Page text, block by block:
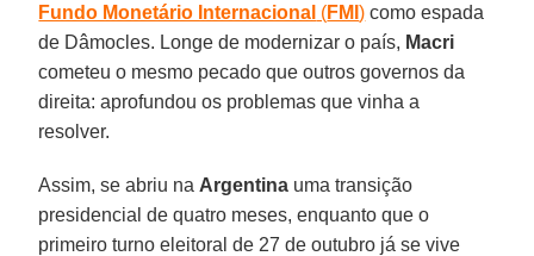
Fundo Monetário Internacional (FMI) como espada
de Dâmocles. Longe de modernizar o país, Macri
cometeu o mesmo pecado que outros governos da
direita: aprofundou os problemas que vinha a
resolver.
Assim, se abriu na Argentina uma transição
presidencial de quatro meses, enquanto que o
primeiro turno eleitoral de 27 de outubro já se vive